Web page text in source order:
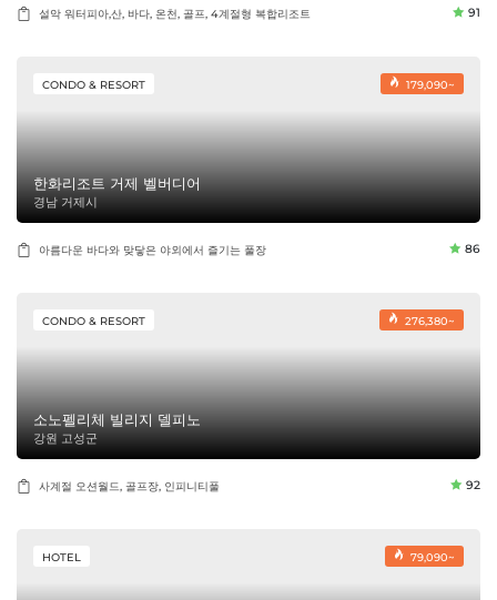
설악 워터피아,산, 바다, 온천, 골프, 4계절형 복합리조트 91
179,090~
CONDO & RESORT
한화리조트 거제 벨버디어
경남 거제시
아름다운 바다와 맞닿은 야외에서 즐기는 풀장 86
276,380~
CONDO & RESORT
소노펠리체 빌리지 델피노
강원 고성군
사계절 오션월드, 골프장, 인피니티풀 92
79,090~
HOTEL